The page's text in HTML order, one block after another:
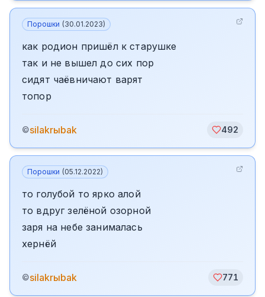
Порошки (30.01.2023)
как родион пришёл к старушке
так и не вышел до сих пор
сидят чаёвничают варят
топор
©silakrыbak 492
Порошки (05.12.2022)
то голубой то ярко алой
то вдруг зелёной озорной
заря на небе занималась
хернёй
©silakrыbak 771